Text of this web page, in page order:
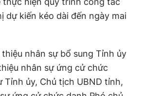
dự kiến kéo dài đến ngày mai
nhân sự bổ sung Tỉnh ủy
nhân sự ứng cử chức
Tỉnh ủy, Chủ tịch UBND tỉnh,